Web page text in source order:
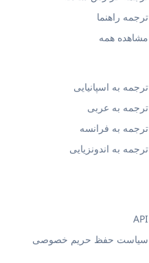
ترجمه راهنما
مشاهده همه
ترجمه به اسپانیایی
ترجمه به عربی
ترجمه به فرانسه
ترجمه به اندونزیایی
API
سیاست حفظ حریم خصوصی